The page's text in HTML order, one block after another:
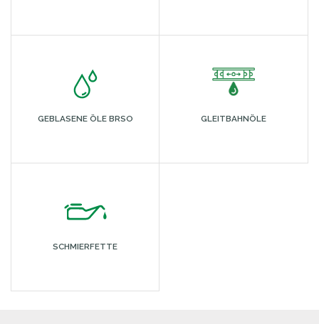
GEBLASENE ÖLE BRSO GLEITBAHNÖLE
SCHMIERFETTE